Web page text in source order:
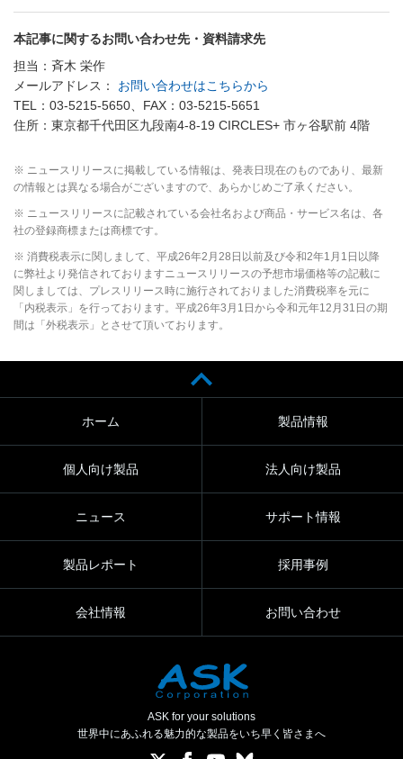
本記事に関するお問い合わせ先・資料請求先
担当：斉木 栄作
メールアドレス： お問い合わせはこちらから
TEL：03-5215-5650、FAX：03-5215-5651
住所：東京都千代田区九段南4-8-19 CIRCLES+ 市ヶ谷駅前 4階
※ ニュースリリースに掲載している情報は、発表日現在のものであり、最新
の情報とは異なる場合がございますので、あらかじめご了承ください。
※ ニュースリリースに記載されている会社名および商品・サービス名は、各
社の登録商標または商標です。
※ 消費税表示に関しまして、平成26年2月28日以前及び令和2年1月1日以降
に弊社より発信されておりますニュースリリースの予想市場価格等の記載に
関しましては、プレスリリース時に施行されておりました消費税率を元に
「内税表示」を行っております。平成26年3月1日から令和元年12月31日の期
間は「外税表示」とさせて頂いております。
ホーム 製品情報
個人向け製品 法人向け製品
ニュース サポート情報
製品レポート 採用事例
会社情報 お問い合わせ
ASK for your solutions
世界中にあふれる魅力的な製品をいち早く皆さまへ